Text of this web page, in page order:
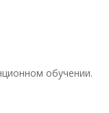
обучении.